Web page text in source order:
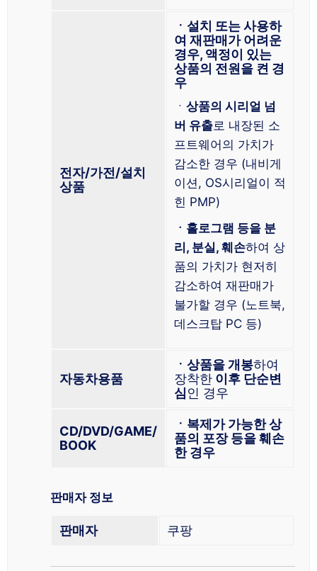
전자/가전/설치
상품
ㆍ설치 또는 사용하
여 재판매가 어려운
경우, 액정이 있는
상품의 전원을 켠 경
우
ㆍ 상품의 시리얼 넘
버 유출로 내장된 소
프트웨어의 가치가
감소한 경우 (내비게
이션, OS시리얼이 적
힌 PMP)
ㆍ홀로그램 등을 분
리, 분실, 훼손하여 상
품의 가치가 현저히
감소하여 재판매가
불가할 경우 (노트북,
데스크탑 PC 등)
자동차용품
ㆍ상품을 개봉하여
장착한 이후 단순변
심인 경우
CD/DVD/GAME/
BOOK
ㆍ복제가 가능한 상
품의 포장 등을 훼손
한 경우
판매자 정보
판매자 쿠팡